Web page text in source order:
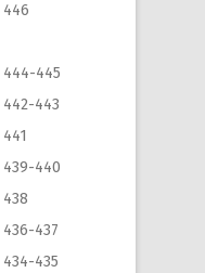
445
443
440
437
435